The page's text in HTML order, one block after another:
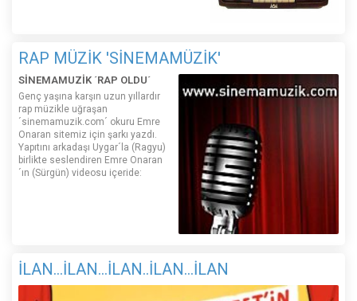
RAP MÜZİK 'SİNEMAMÜZİK'
SİNEMAMUZİK ´RAP OLDU´
Genç yaşına karşın uzun yıllardır
rap müzikle uğraşan
´sinemamuzik.com´ okuru Emre
Onaran sitemiz için şarkı yazdı.
Yapıtını arkadaşı Uygar´la (Ragyu)
birlikte seslendiren Emre Onaran
´ın (Sürgün) videosu içeride:
İLAN...İLAN...İLAN..İLAN...İLAN